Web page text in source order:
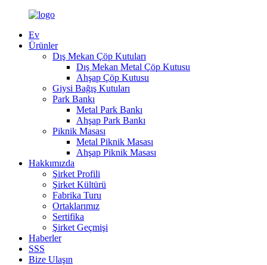
Ev
Ürünler
Dış Mekan Çöp Kutuları
Dış Mekan Metal Çöp Kutusu
Ahşap Çöp Kutusu
Giysi Bağış Kutuları
Park Bankı
Metal Park Bankı
Ahşap Park Bankı
Piknik Masası
Metal Piknik Masası
Ahşap Piknik Masası
Hakkımızda
Şirket Profili
Şirket Kültürü
Fabrika Turu
Ortaklarımız
Sertifika
Şirket Geçmişi
Haberler
SSS
Bize Ulaşın